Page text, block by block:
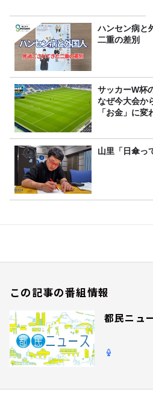
ハンセン病と
二重の差別
サッカーW杯
なぜ今大会
「お金」に変
山里「日傘っ
この記事の番組情報
都民ニュ